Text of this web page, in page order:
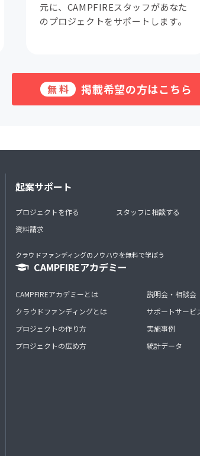
元に、CAMPFIREスタッフがあなた
のプロジェクトをサポートします。
無料 掲載希望の方はこちら
起案サポート
プロジェクトを作る
資料請求
スタッフに相談する
クラウドファンディングのノウハウを無料で学ぼう
CAMPFIREアカデミー
CAMPFIREアカデミーとは
クラウドファンディングとは
プロジェクトの作り方
プロジェクトの広め方
説明会・相談会
サポートサービ
実施事例
統計データ